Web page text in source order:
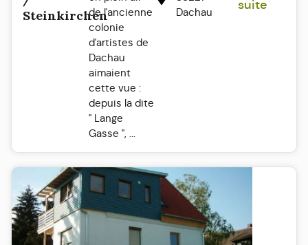
Steinkirchende l'ancienne
colonie
d'artistes de
Dachau
aimaient
cette vue :
depuis la dite
" Lange
Gasse ", ...
Dachau
suite